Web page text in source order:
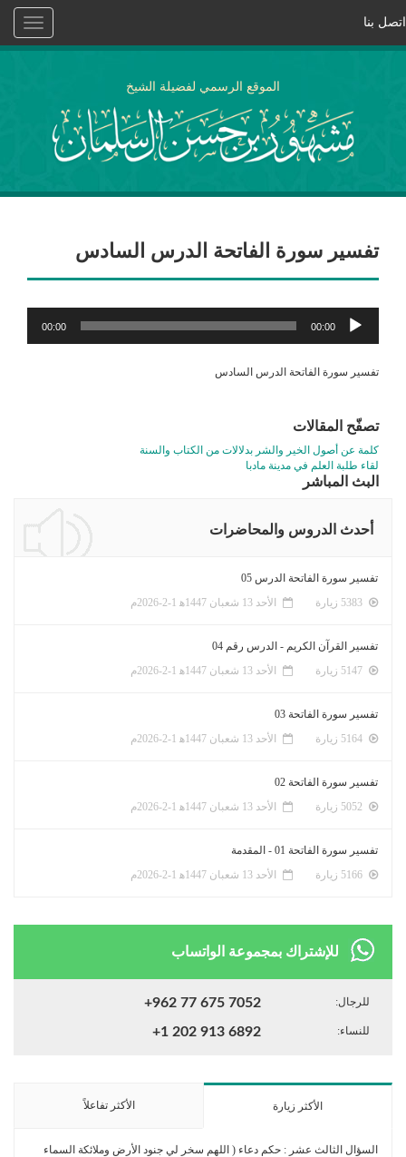
Toggle
اتصل بنا
الموقع الرسمي لفضيلة الشيخ
تفسير سورة الفاتحة الدرس السادس
مشغل
الصوت
00:00
00:00
تفسير سورة الفاتحة الدرس السادس
تصفّح المقالات
كلمة عن أصول الخير والشر بدلالات من الكتاب والسنة
لقاء طلبة العلم في مدينة مادبا
البث المباشر
أحدث الدروس والمحاضرات
تفسير سورة الفاتحة الدرس 05
الأحد 13 شعبان 1447ﻫ 1-2-2026م
تفسير القرآن الكريم - الدرس رقم 04
الأحد 13 شعبان 1447ﻫ 1-2-2026م
تفسير سورة الفاتحة 03
الأحد 13 شعبان 1447ﻫ 1-2-2026م
تفسير سورة الفاتحة 02
الأحد 13 شعبان 1447ﻫ 1-2-2026م
تفسير سورة الفاتحة 01 - المقدمة
الأحد 13 شعبان 1447ﻫ 1-2-2026م
للإشتراك بمجموعة الواتساب
للرجال: +962 77 675 7052
للنساء: +1 202 913 6892
الأكثر زيارة الأكثر تفاعلاً
السؤال الثالث عشر : حكم دعاء ( اللهم سخر لي جنود الأرض وملائكة السماء